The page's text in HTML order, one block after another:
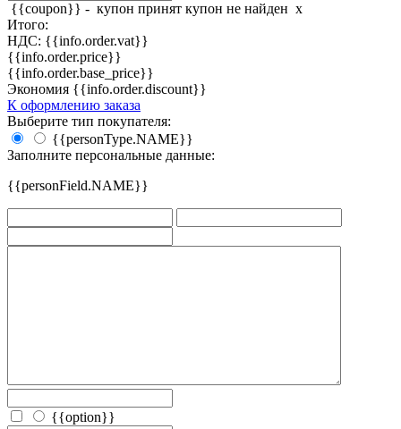
{{coupon}} - купон принят купон не найден x
Итого:
НДС: {{info.order.vat}}
{{info.order.price}}
{{info.order.base_price}}
Экономия {{info.order.discount}}
К оформлению заказа
Выберите тип покупателя:
{{personType.NAME}}
Заполните персональные данные:
{{personField.NAME}}
{{option}}